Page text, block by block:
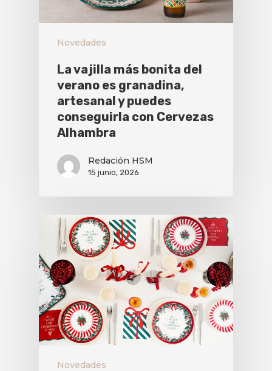
Novedades
La vajilla más bonita del
verano es granadina,
artesanal y puedes
conseguirla con Cervezas
Alhambra
Redación HSM
15 junio, 2026
Novedades